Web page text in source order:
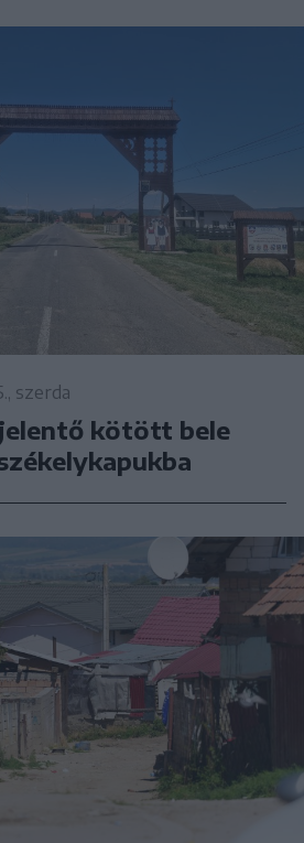
szerda
kötött bele